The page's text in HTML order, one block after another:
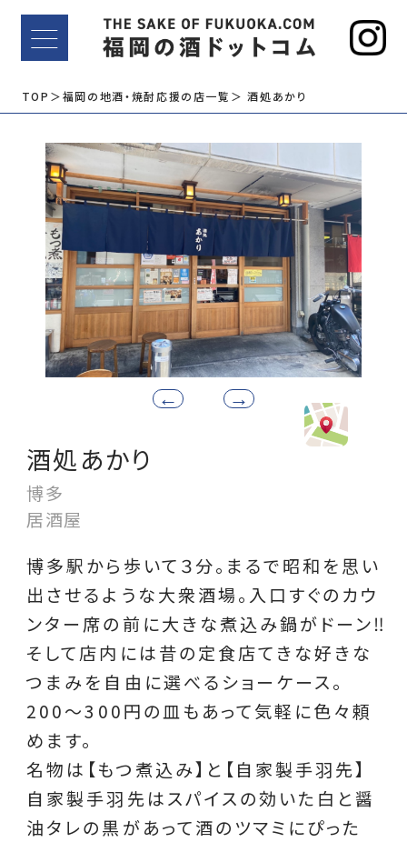
TOP ＞福岡の地酒・焼酎応援の店一覧 ＞ 酒処あかり
酒処あかり
博多
居酒屋
博多駅から歩いて３分。まるで昭和を思い
出させるような大衆酒場。入口すぐのカウ
ンター席の前に大きな煮込み鍋がドーン‼︎
そして店内には昔の定食店てきな好きな
つまみを自由に選べるショーケース。
200〜300円の皿もあって気軽に色々頼
めます。
名物は【もつ煮込み】と【自家製手羽先】
自家製手羽先はスパイスの効いた白と醤
油タレの黒があって酒のツマミにぴった